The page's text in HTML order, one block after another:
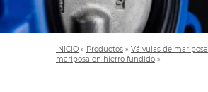
INICIO » Productos » Válvulas de mariposa
mariposa en hierro fundido »